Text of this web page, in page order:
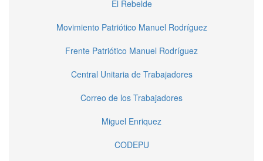
El Rebelde
Movimiento Patriótico Manuel Rodríguez
Frente Patriótico Manuel Rodríguez
Central Unitaria de Trabajadores
Correo de los Trabajadores
Miguel Enriquez
CODEPU